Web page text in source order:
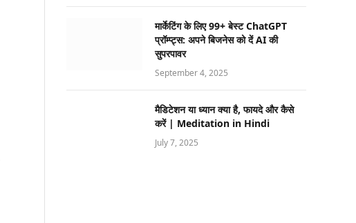
मार्केटिंग के लिए 99+ बेस्ट ChatGPT
प्रॉम्प्ट्स: अपने बिजनेस को दें AI की
सुपरपावर
September 4, 2025
मैडिटेशन या ध्यान क्या है, फायदे और कैसे
करें | Meditation in Hindi
July 7, 2025